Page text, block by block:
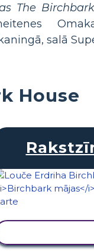
The
salā
House